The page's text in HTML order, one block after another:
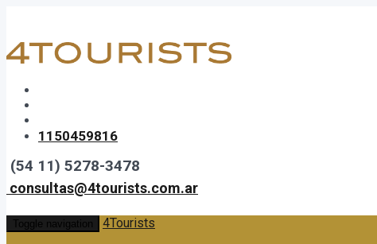
1150459816
(54 11) 5278-3478
consultas@4tourists.com.ar
Toggle navigation
4Tourists